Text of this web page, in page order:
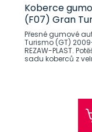
Koberce
(F07) Gran
Přesné gumové
Turismo (GT)
REZAW-PLAST.
sadu koberců z